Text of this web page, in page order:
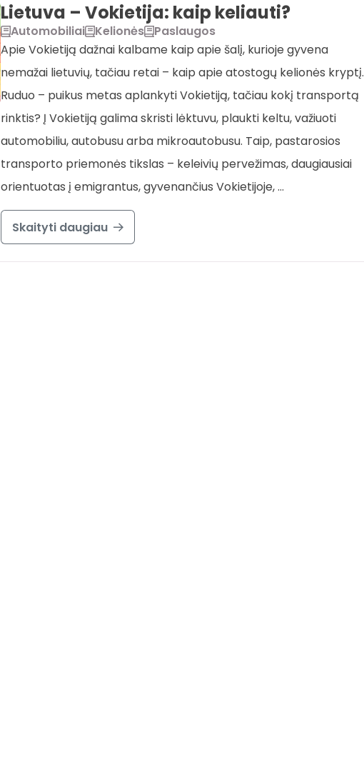
Lietuva – Vokietija: kaip keliauti?
Automobiliai Kelionės
Paslaugos
Apie Vokietiją dažnai kalbame kaip apie šalį, kurioje gyvena
nemažai lietuvių, tačiau retai – kaip apie atostogų kelionės kryptį.
Ruduo – puikus metas aplankyti Vokietiją, tačiau kokį transportą
rinktis? Į Vokietiją galima skristi lėktuvu, plaukti keltu, važiuoti
automobiliu, autobusu arba mikroautobusu. Taip, pastarosios
transporto priemonės tikslas – keleivių pervežimas, daugiausiai
orientuotas į emigrantus, gyvenančius Vokietijoje, …
Skaityti daugiau